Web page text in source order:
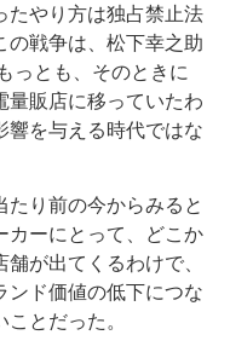
たやり方は独占禁止法
の戦争は、松下幸之助
っとも、そのときに
量販店に移っていたわ
響を与える時代ではな
り前の今からみると
カーにとって、どこか
が出てくるわけで、
ンド価値の低下につな
とだった。